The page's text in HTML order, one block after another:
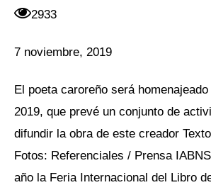
2933
7 noviembre, 2019
El poeta caroreño será
2019, que prevé un conjunto de
difundir la obra de este creador
Fotos: Referenciales / Prensa
año la Feria Internacional del Libro